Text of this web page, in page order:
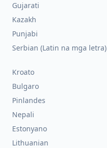
Gujarati
Kazakh
Punjabi
Serbian (Latin na mga letra)
Kroato
Bulgaro
Pinlandes
Nepali
Estonyano
Lithuanian